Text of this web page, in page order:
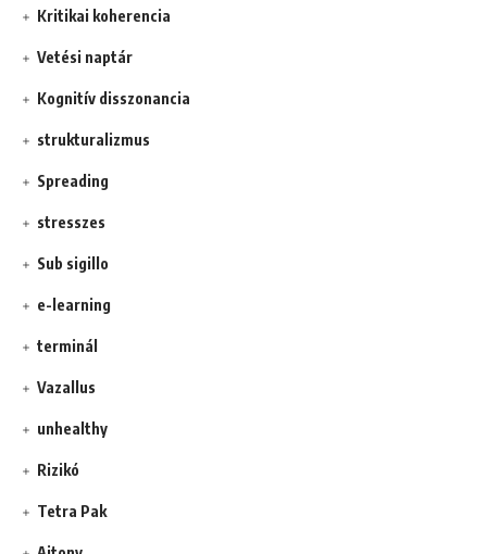
Kritikai koherencia
Vetési naptár
Kognitív disszonancia
strukturalizmus
Spreading
stresszes
Sub sigillo
e-learning
terminál
Vazallus
unhealthy
Rizikó
Tetra Pak